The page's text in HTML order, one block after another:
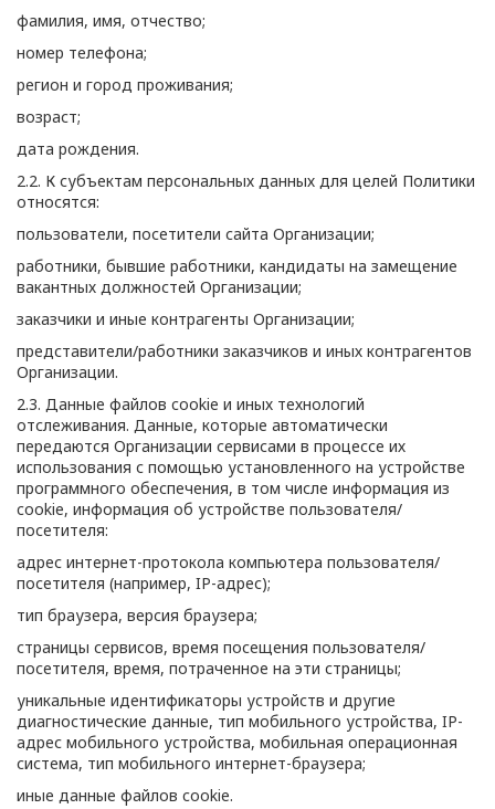
фамилия, имя, отчество;
номер телефона;
регион и город проживания;
возраст;
дата рождения.
2.2. К субъектам персональных данных для целей Политики
относятся:
пользователи, посетители сайта Организации;
работники, бывшие работники, кандидаты на замещение
вакантных должностей Организации;
заказчики и иные контрагенты Организации;
представители/работники заказчиков и иных контрагентов
Организации.
2.3. Данные файлов cookie и иных технологий
отслеживания. Данные, которые автоматически
передаются Организации сервисами в процессе их
использования с помощью установленного на устройстве
программного обеспечения, в том числе информация из
cookie, информация об устройстве пользователя/
посетителя:
адрес интернет-протокола компьютера пользователя/
посетителя (например, IP-адрес);
тип браузера, версия браузера;
страницы сервисов, время посещения пользователя/
посетителя, время, потраченное на эти страницы;
уникальные идентификаторы устройств и другие
диагностические данные, тип мобильного устройства, IP-
адрес мобильного устройства, мобильная операционная
система, тип мобильного интернет-браузера;
иные данные файлов cookie.